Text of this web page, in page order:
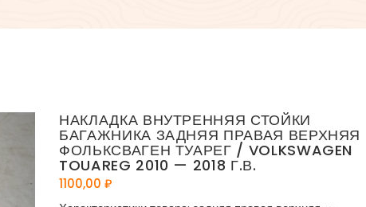
НАКЛАДКА ВНУТРЕННЯЯ СТОЙКИ
БАГАЖНИКА ЗАДНЯЯ ПРАВАЯ ВЕРХНЯЯ
ФОЛЬКСВАГЕН ТУАРЕГ / VOLKSWAGEN
TOUAREG 2010 — 2018 Г.В.
1100,00 ₽